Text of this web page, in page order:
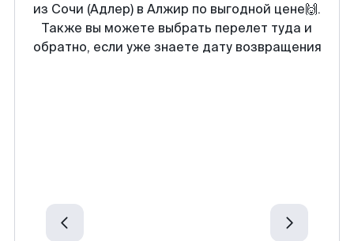
из Сочи (Адлер) в Алжир по выгодной цене🙌.
Также вы можете выбрать перелет туда и
обратно, если уже знаете дату возвращения